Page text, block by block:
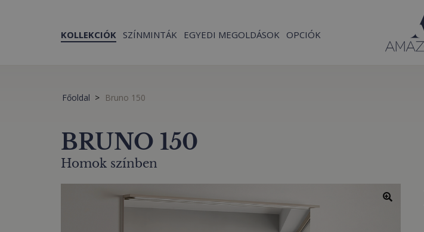
KOLLEKCIÓK SZÍNMINTÁK EGYEDI MEGOLDÁSOK OPCIÓK
Főoldal Bruno 150
BRUNO 150
Homok színben